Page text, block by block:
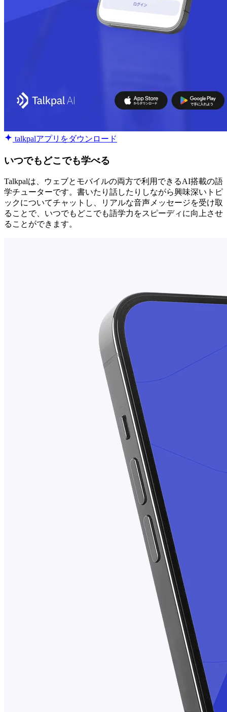
talkpalアプリをダウンロード
いつでもどこでも学べる
Talkpalは、ウェブとモバイルの両方で利用できるAI搭載の語
学チューターです。書いたり話したりしながら興味深いトピ
ックについてチャットし、リアルな音声メッセージを受け取
ることで、いつでもどこでも語学力をスピーディに向上させ
ることができます。